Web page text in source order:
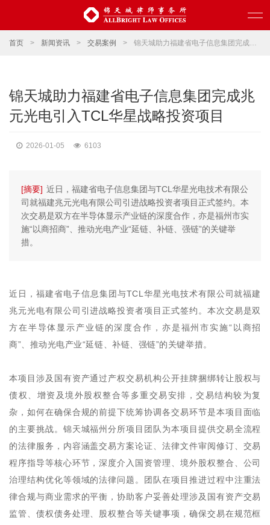
首页 > 新闻资讯 > 交易案例 > 锦天城助力福建省电子信息集团完成兆元光电引入TCL华星战略投资项目
锦天城助力福建省电子信息集团完成兆
元光电引入TCL华星战略投资项目
2026-01-05 6103
[摘要] 近日，福建省电子信息集团与TCL华星光电技术有限公
司就福建兆元光电有限公司引进战略投资者项目正式签约。本
次交易是双方在半导体显示产业链的深度合作，亦是福州市实
施“以商招商”、推动光电产业“延链、补链、强链”的关键举
措。
近日，福建省电子信息集团与TCL华星光电技术有限公司就福建
兆元光电有限公司引进战略投资者项目正式签约。本次交易是双
方在半导体显示产业链的深度合作，亦是福州市实施“以商招
商”、推动光电产业“延链、补链、强链”的关键举措。
本项目涉及国有资产通过产权交易机构公开挂牌捆绑转让股权与
债权、增资及境外股权整合等多重交易安排，交易结构较为复
杂，如何在确保合规的前提下统筹协调各交易环节是本项目面临
的主要挑战。锦天城福州分所项目团队为本项目提供交易全流程
的法律服务，内容涵盖交易方案论证、法律文件审阅修订、交易
程序指导等核心环节，深度介入国资管理、境外股权整合、公司
治理结构优化等领域的法律问题。团队在项目推进过程中注重法
律合规与商业需求的平衡，协助客户妥善处理涉及国有资产交易
监管、债权债务处理、股权整合等关键事项，确保交易在规范框